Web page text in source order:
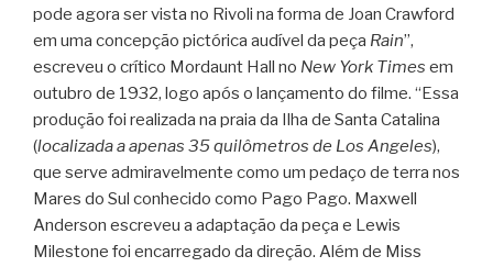
pode agora ser vista no Rivoli na forma de Joan Crawford
em uma concepção pictórica audível da peça Rain”,
escreveu o crítico Mordaunt Hall no New York Times em
outubro de 1932, logo após o lançamento do filme. “Essa
produção foi realizada na praia da Ilha de Santa Catalina
(localizada a apenas 35 quilômetros de Los Angeles),
que serve admiravelmente como um pedaço de terra nos
Mares do Sul conhecido como Pago Pago. Maxwell
Anderson escreveu a adaptação da peça e Lewis
Milestone foi encarregado da direção. Além de Miss